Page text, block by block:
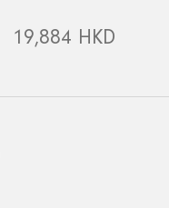
19,884 HKD